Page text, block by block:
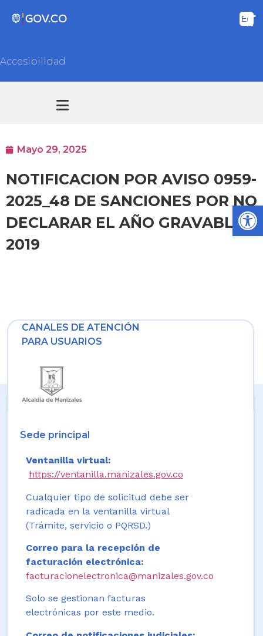
Accesibilidad
Mayo 29, 2025
NOTIFICACION POR AVISO 0959-
2025_48 DE SANCIONES POR NO
DECLARAR EL AÑO GRAVABLE
2019
CANALES DE ATENCIÓN
PARA USUARIOS
Sede principal
Ventanilla virtual:
https://ventanilla.manizales.gov.co
Cualquier tipo de solicitud debe ser
radicada en la ventanilla virtual
(Trámite, servicio o PQRSD.)
Correo para la recepción de
facturación electrónica:
facturacionelectronica@manizales.gov.co
Solo se gestionan facturas
electrónicas por este medio.